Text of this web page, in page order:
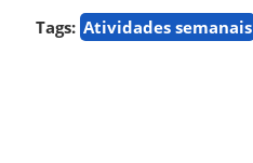
Tags: Atividades semanais